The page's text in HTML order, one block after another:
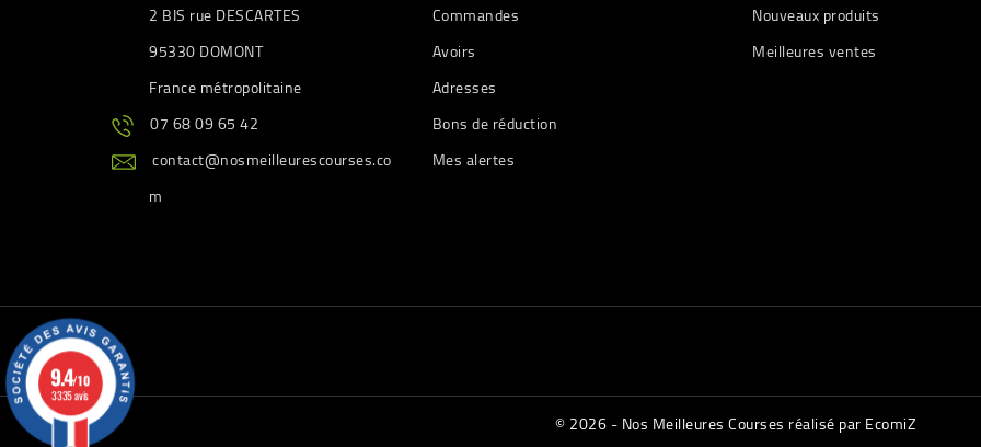
2 BIS rue DESCARTES
95330 DOMONT
France métropolitaine
07 68 09 65 42
contact@nosmeilleurescourses.co
m
Commandes
Avoirs
Adresses
Bons de réduction
Mes alertes
Nouveaux produits
Meilleures ventes
© 2026 - Nos Meilleures Courses réalisé par EcomiZ
9.4/10
3335 avis